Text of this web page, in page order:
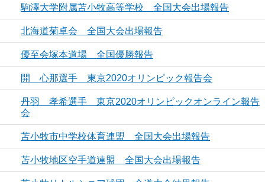
駒澤大学附属苫小牧高等学校 全国大会出場報告
北海道菊卓会 全国大会出場報告
優至会塚本道場 全国優勝報告
開 心那選手 東京2020オリンピック報告会
丹羽 孝希選手 東京2020オリンピックオンライン報告
会
苫小牧市中学校体育連盟 全国大会出場報告
苫小牧地区空手道連盟 全国大会出場報告